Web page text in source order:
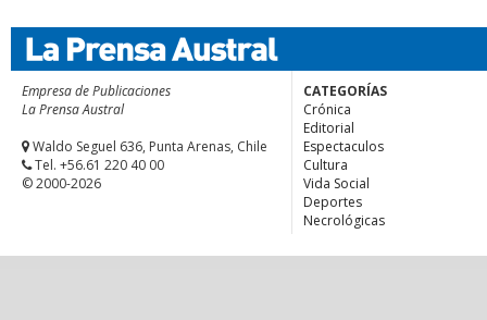
Empresa de Publicaciones
La Prensa Austral
Waldo Seguel 636, Punta Arenas, Chile
Tel. +56.61 220 40 00
© 2000-2026
CATEGORÍAS
Crónica
Editorial
Espectaculos
Cultura
Vida Social
Deportes
Necrológicas